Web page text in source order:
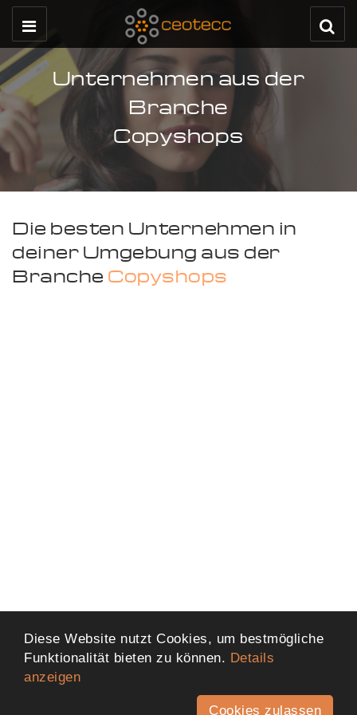
Unternehmen aus der
Branche
Copyshops
Die besten Unternehmen in
deiner Umgebung aus der
Branche Copyshops
Diese Website nutzt Cookies, um bestmögliche
Funktionalität bieten zu können. Details
anzeigen
Cookies zulassen